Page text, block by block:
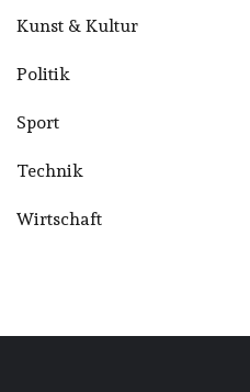
Kunst & Kultur
Politik
Sport
Technik
Wirtschaft